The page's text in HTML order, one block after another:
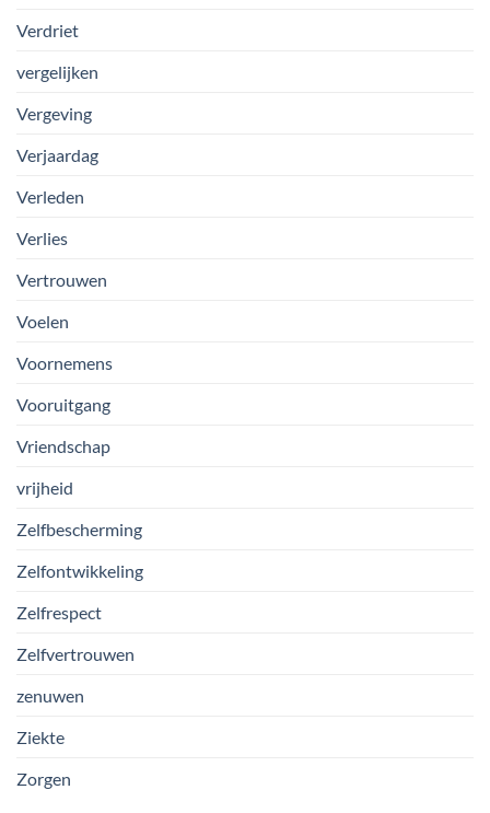
Verdriet
vergelijken
Vergeving
Verjaardag
Verleden
Verlies
Vertrouwen
Voelen
Voornemens
Vooruitgang
Vriendschap
vrijheid
Zelfbescherming
Zelfontwikkeling
Zelfrespect
Zelfvertrouwen
zenuwen
Ziekte
Zorgen